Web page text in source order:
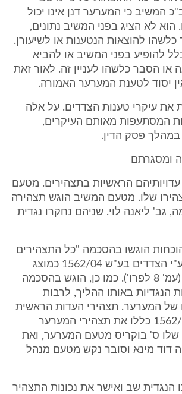
המשיב כי המערער דנן אינו יכול
לא הציג בפני המשיב נתונים,
כלשהו להוצאות הנטענות או לשיעורן.
להופיע בפני המשיב או להביא
או הסבר כלשהו לעניין זה. לאור זאת
יסוד לטענת המערער האמורה.
את עיקרי טענות הצדדים. על אלה
המסתעפות מאותם העיקרים,
במהלך פסק הדין.
ומסגרתם
עדויותיהם הראשיות בתצהירים. מטעם
שלו. מטעם המשיב הוגש תצהירה
גב' ליאנה לוי. שניהם נחקרו נגדית
הוגשו בהסכמה "כל התצהירים
והראיות שהוגשו ע"י הצדדים בע"ש 1562/04 כמוצג
מוסכם בתיק זה" (עמ' 8 לפרו'). כמו כן, הוגש בהסכמה
הנגדיות באותו ההליך, לרבות
של המערער. תצהירי העדות הראשית
שהוגשו בע"ש 1562/04 כללו את תצהירי המערער
שלו ס' בוקריס מטעם המערער, ואת
דוד מינא וסובר נקש מטעם מנהל
הנגדית שב ואישר את נכונות התצהיר